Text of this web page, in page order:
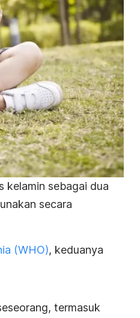
kelamin sebagai dua
secara
(WHO), keduanya
termasuk